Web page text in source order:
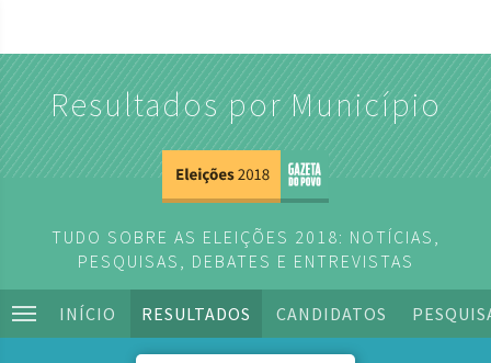
Resultados por Município
TUDO SOBRE AS ELEIÇÕES 2018: NOTÍCIAS,
PESQUISAS, DEBATES E ENTREVISTAS
INÍCIO RESULTADOS CANDIDATOS